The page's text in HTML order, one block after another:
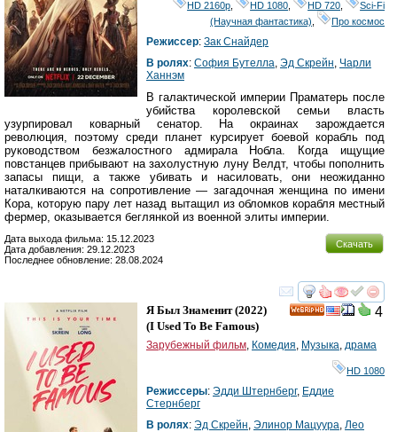
HD 2160р HD 1080 HD 720
Sci-Fi
(Научная фантастика)
Про космос
Режиссер: Зак Снайдер
В ролях: София Бутелла, Эд Скрейн, Чарли
Ханнэм
В галактической империи Праматерь после
убийства королевской семьи власть
узурпировал коварный сенатор. На окраинах зарождается
революция, поэтому среди планет курсирует боевой корабль под
руководством безжалостного адмирала Нобла. Когда ищущие
повстанцев прибывают на захолустную луну Велдт, чтобы пополнить
запасы пищи, а также убивать и насиловать, они неожиданно
наталкиваются на сопротивление — загадочная женщина по имени
Кора, которую пару лет назад вытащил из обломков корабля местный
фермер, оказывается беглянкой из военной элиты империи.
Скачать
Дата выхода фильма: 15.12.2023
Дата добавления: 29.12.2023
Последнее обновление: 28.08.2024
смотреть
4
Я Был Знаменит(2022)
(I Used To Be Famous)
Зарубежный фильм, Комедия, Музыка, драма
HD 1080
Режиссеры: Эдди Штернберг, Еддие
Стернберг
В ролях: Эд Скрейн, Элинор Мацуура, Лео